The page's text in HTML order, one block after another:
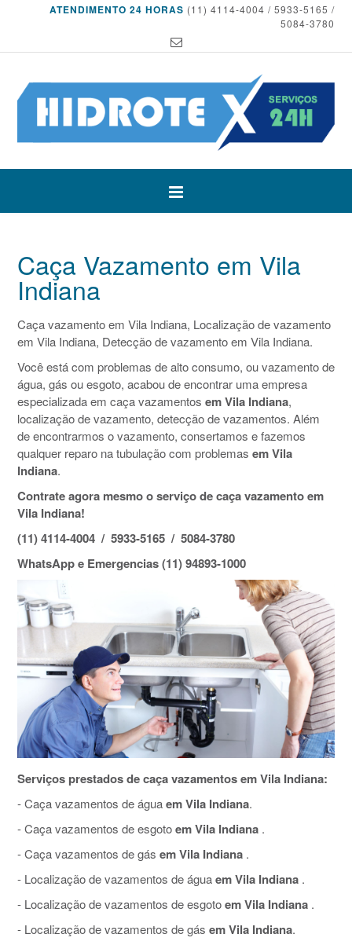
ATENDIMENTO 24 HORAS (11) 4114-4004 / 5933-5165 /
5084-3780
Caça Vazamento em Vila
Indiana
Caça vazamento em Vila Indiana, Localização de vazamento
em Vila Indiana, Detecção de vazamento em Vila Indiana.
Você está com problemas de alto consumo, ou vazamento de
água, gás ou esgoto, acabou de encontrar uma empresa
especializada em caça vazamentos em Vila Indiana,
localização de vazamento, detecção de vazamentos. Além
de encontrarmos o vazamento, consertamos e fazemos
qualquer reparo na tubulação com problemas em Vila
Indiana.
Contrate agora mesmo o serviço de caça vazamento em
Vila Indiana!
(11) 4114-4004 / 5933-5165 / 5084-3780
WhatsApp e Emergencias (11) 94893-1000
Serviços prestados de caça vazamentos em Vila Indiana:
- Caça vazamentos de águaem Vila Indiana.
- Caça vazamentos de esgotoem Vila Indiana .
- Caça vazamentos de gás em Vila Indiana .
- Localização de vazamentos de águaem Vila Indiana .
- Localização de vazamentos de esgotoem Vila Indiana .
- Localização de vazamentos de gás em Vila Indiana.